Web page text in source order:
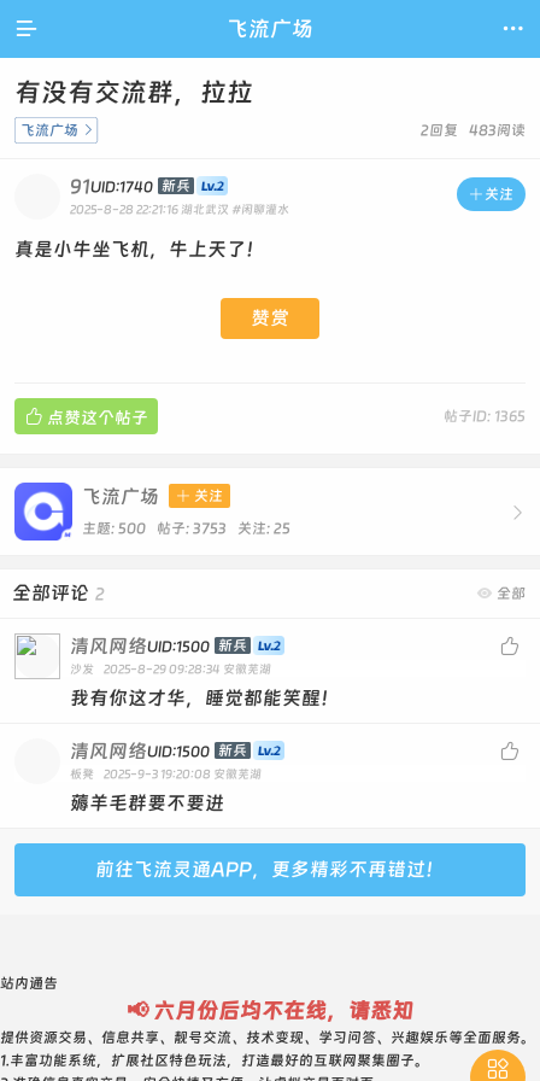
 飞流广场 
有没有交流群，拉拉
2回复 483阅读
飞流广场 
 关注
91UID:1740 新兵
2025-8-28 22:21:16 湖北武汉 #闲聊灌水
真是小牛坐飞机，牛上天了！
赞赏
帖子ID: 1365
 点赞这个帖子

飞流广场  关注
主题: 500 帖子: 3753 关注: 25
 全部
全部评论 2

清风网络UID:1500 新兵
沙发 2025-8-29 09:28:34 安徽芜湖
我有你这才华，睡觉都能笑醒！

清风网络UID:1500 新兵
板凳 2025-9-3 19:20:08 安徽芜湖
薅羊毛群要不要进
前往飞流灵通APP，更多精彩不再错过！

站内通告
📢 六月份后均不在线，请悉知
提供资源交易、信息共享、靓号交流、技术变现、学习问答、兴趣娱乐等全面服务。
1.丰富功能系统，扩展社区特色玩法，打造最好的互联网聚集圈子。